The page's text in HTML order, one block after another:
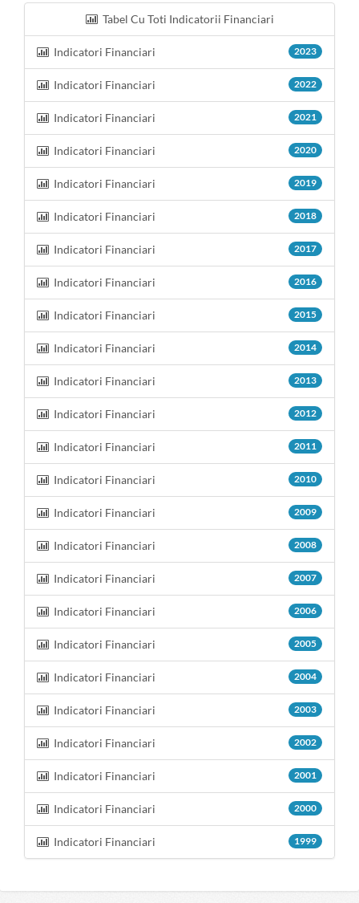
Tabel Cu Toti Indicatorii Financiari
Indicatori Financiari 2023
Indicatori Financiari 2022
Indicatori Financiari 2021
Indicatori Financiari 2020
Indicatori Financiari 2019
Indicatori Financiari 2018
Indicatori Financiari 2017
Indicatori Financiari 2016
Indicatori Financiari 2015
Indicatori Financiari 2014
Indicatori Financiari 2013
Indicatori Financiari 2012
Indicatori Financiari 2011
Indicatori Financiari 2010
Indicatori Financiari 2009
Indicatori Financiari 2008
Indicatori Financiari 2007
Indicatori Financiari 2006
Indicatori Financiari 2005
Indicatori Financiari 2004
Indicatori Financiari 2003
Indicatori Financiari 2002
Indicatori Financiari 2001
Indicatori Financiari 2000
Indicatori Financiari 1999